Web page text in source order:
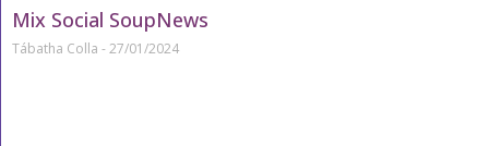
Mix Social SoupNews
Tábatha Colla 27/01/2024